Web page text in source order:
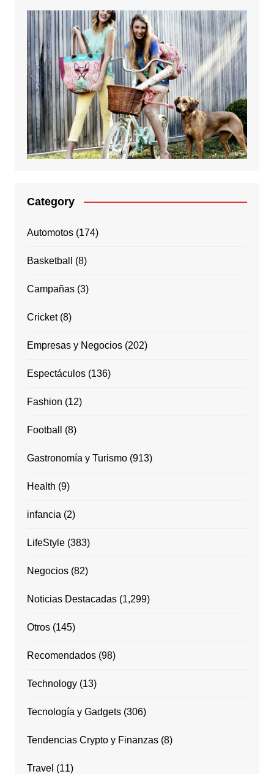
Category
Automotos(174)
Basketball (8)
Campañas(3)
Cricket(8)
Empresas y Negocios(202)
Espectáculos(136)
Fashion (12)
Football (8)
Gastronomía y Turismo(913)
Health (9)
infancia (2)
LifeStyle(383)
Negocios(82)
Noticias Destacadas(1,299)
Otros(145)
Recomendados(98)
Technology(13)
Tecnología y Gadgets(306)
Tendencias Crypto y Finanzas(8)
Travel (11)